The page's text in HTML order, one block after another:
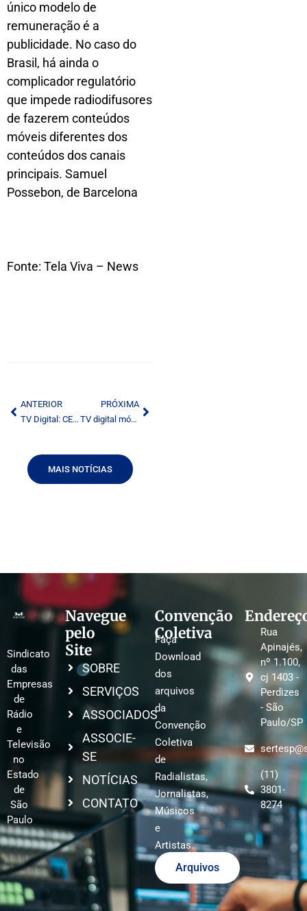
único modelo de
remuneração é a
publicidade. No caso do
Brasil, há ainda o
complicador regulatório
que impede radiodifusores
de fazerem conteúdos
móveis diferentes dos
conteúdos dos canais
principais. Samuel
Possebon, de Barcelona
Fonte: Tela Viva – News
ANTERIOR
TV Digital: CEF demonstra interatividade em BSB
PRÓXIMA
TV digital móvel leva TV a novos aparelhos e smartphones
MAIS NOTÍCIAS
Sindicato
das
Empresas
de
Rádio
e
Televisão
no
Estado
de
São
Paulo
Navegue
pelo
Site
SOBRE
SERVIÇOS
ASSOCIADOS
ASSOCIE-
SE
NOTÍCIAS
CONTATO
Convenção
Coletiva
Faça
Download
dos
arquivos
da
Convenção
Coletiva
de
Radialistas,
Jornalistas,
Músicos
e
Artistas.
Arquivos
Rua
Apinajés,
nº 1.100,
cj 1403 -
Perdizes
- São
Paulo/SP
(11)
3801-
8274